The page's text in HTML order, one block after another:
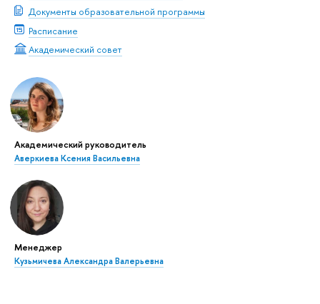
Документы образовательной программы
Расписание
Академический совет
Академический руководитель
Аверкиева Ксения Васильевна
Менеджер
Кузьмичева Александра Валерьевна